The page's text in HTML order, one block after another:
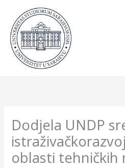
content
Dodjela UNDP
oblasti tehničkih